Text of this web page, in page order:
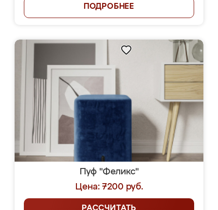
ПОДРОБНЕЕ
Пуф "Феликс"
Цена: 7200 руб.